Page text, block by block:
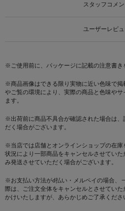
スタッフコメ
ユーザーレビ
※ご使用前に、パッケージに記載の注意書き
※商品画像はできる限り実物に近い色味で掲
やご覧の環境により、実際の商品と色味や
ます。
※出荷前に商品不具合が確認された場合は
だく場合がございます。
※当店では店舗とオンラインショップの在
状況により一部商品をキャンセルさせてい
み発送させていただく場合がございます。
※お支払い方法がd払い・メルペイの場合、
際は、ご注文全体をキャンセルとさせてい
かけいたしますが、あらかじめご了承くださ